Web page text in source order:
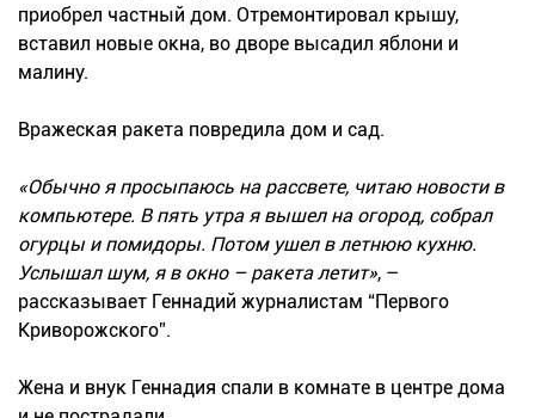
приобрел частный дом. Отремонтировал крышу,
вставил новые окна, во дворе высадил яблони и
малину.
Вражеская ракета повредила дом и сад.
«Обычно я просыпаюсь на рассвете, читаю новости в
компьютере. В пять утра я вышел на огород, собрал
огурцы и помидоры. Потом ушел в летнюю кухню.
Услышал шум, я в окно – ракета летит», –
рассказывает Геннадий журналистам “Первого
Криворожского”.
Жена и внук Геннадия спали в комнате в центре дома